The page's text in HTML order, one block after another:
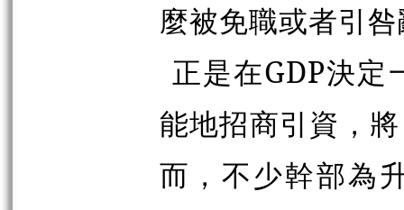
麼被免職或者引
正是在GDP決
能地招商引資，
而，不少幹部為